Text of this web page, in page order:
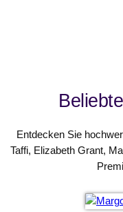
Entdecken Sie
Taffi, Elizabeth Grant,